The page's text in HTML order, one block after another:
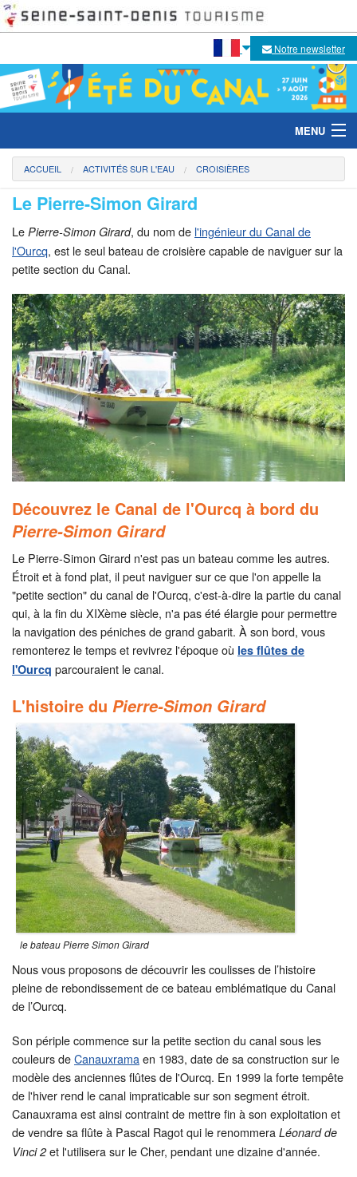
Notre newsletter
MENU
Le festival
Temps forts 2026
Activités sur l'eau
Activités sur les berges
Escales
ACCUEIL ACTIVITÉS SUR L'EAU CROISIÈRES
Le Pierre-Simon Girard
Le Pierre-Simon Girard, du nom de l'ingénieur du Canal de
l'Ourcq, est le seul bateau de croisière capable de naviguer sur la
petite section du Canal.
Découvrez le Canal de l'Ourcq à bord du
Pierre-Simon Girard
Le Pierre-Simon Girard n'est pas un bateau comme les autres.
Étroit et à fond plat, il peut naviguer sur ce que l'on appelle la
"petite section" du canal de l'Ourcq, c'est-à-dire la partie du canal
qui, à la fin du XIXème siècle, n'a pas été élargie pour permettre
la navigation des péniches de grand gabarit. À son bord, vous
remonterez le temps et revivrez l'époque où les flûtes de
l'Ourcq parcouraient le canal.
L'histoire du Pierre-Simon Girard
le bateau Pierre Simon Girard
Nous vous proposons de découvrir les coulisses de l’histoire
pleine de rebondissement de ce bateau emblématique du Canal
de l’Ourcq.
Son périple commence sur la petite section du canal sous les
couleurs deCanauxramaen 1983, date de sa construction sur le
modèle des anciennes flûtes de l'Ourcq. En 1999 la forte tempête
de l'hiver rend le canal impraticable sur son segment étroit.
Canauxrama est ainsi contraint de mettre fin à son exploitation et
de vendre sa flûte à Pascal Ragot qui le renommera Léonard de
Vinci 2et l'utilisera sur le Cher, pendant une dizaine d'année.